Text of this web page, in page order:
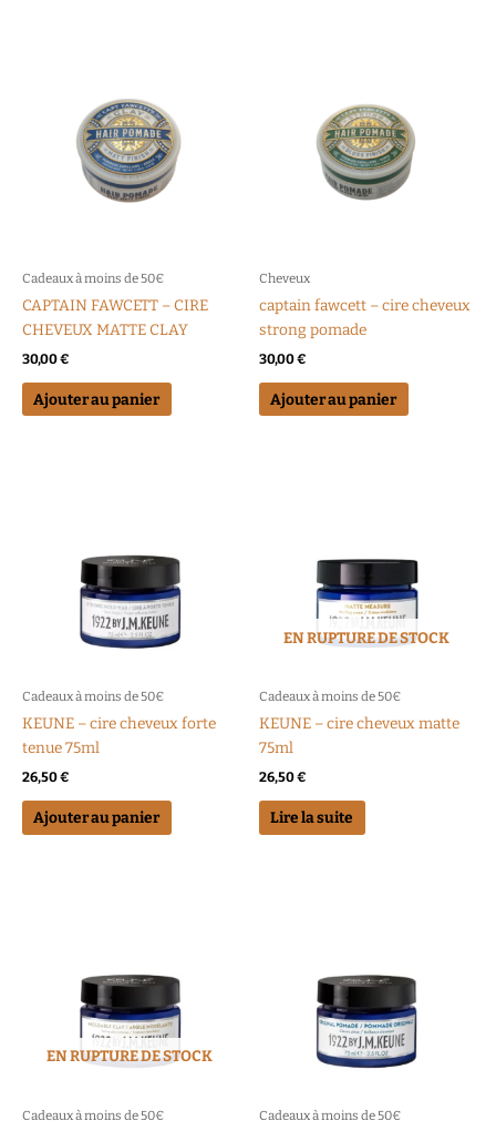
Cadeaux à moins de 50€
CAPTAIN FAWCETT – CIRE
CHEVEUX MATTE CLAY
30,00€
Ajouter au panier
Cheveux
captain fawcett – cire cheveux
strong pomade
30,00€
Ajouter au panier
Cadeaux à moins de 50€
KEUNE – cire cheveux forte
tenue 75ml
26,50€
Ajouter au panier
EN RUPTURE DE STOCK
Cadeaux à moins de 50€
KEUNE – cire cheveux matte
75ml
26,50€
Lire la suite
EN RUPTURE DE STOCK
Cadeaux à moins de 50€ Cadeaux à moins de 50€